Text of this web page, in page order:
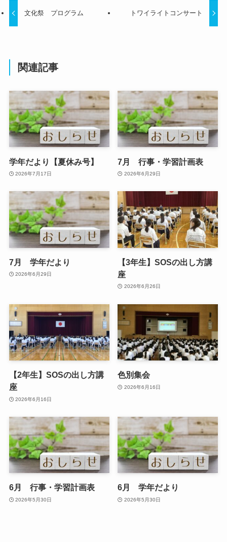
文化祭 プログラム トワイライトコンサート
関連記事
学年だより【夏休み号】
2026年7月17日
7月 行事・学習計画表
2026年6月29日
7月 学年だより
2026年6月29日
【3年生】SOSの出し方講
座
2026年6月26日
【2年生】SOSの出し方講
座
2026年6月16日
色別集会
2026年6月16日
6月 行事・学習計画表
2026年5月30日
6月 学年だより
2026年5月30日